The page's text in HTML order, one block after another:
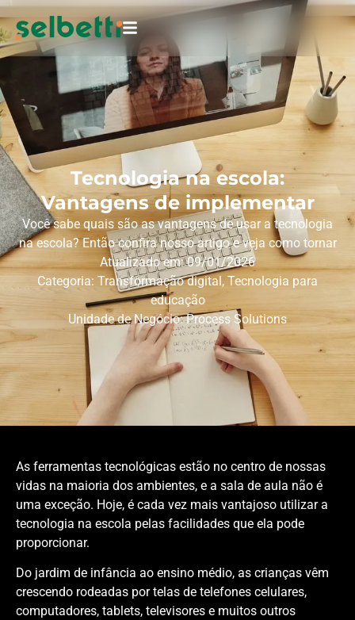
Tecnologia na escola:
Vantagens de implementar
Você sabe quais são as vantagens de usar a tecnologia
na escola? Então confira nosso artigo e veja como tornar
Atualizado em: 09/01/2026
Categoria: Transformação digital, Tecnologia para
educação
Unidade de Negócio:Process Solutions
As ferramentas tecnológicas estão no centro de nossas
vidas na maioria dos ambientes, e a sala de aula não é
uma exceção. Hoje, é cada vez mais vantajoso utilizar a
tecnologia na escola pelas facilidades que ela pode
proporcionar.
Do jardim de infância ao ensino médio, as crianças vêm
crescendo rodeadas por telas de telefones celulares,
computadores, tablets, televisores e muitos outros